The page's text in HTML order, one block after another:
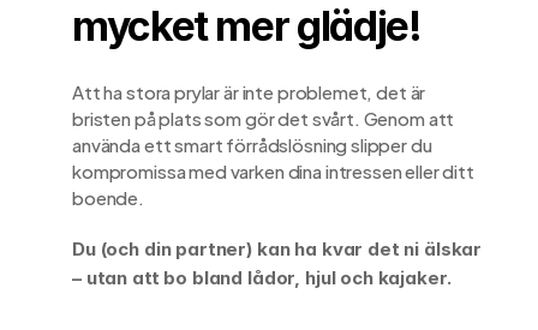
mycket mer glädje!
Att ha stora prylar är inte problemet, det är
bristen på plats som gör det svårt. Genom att
använda ett smart förrådslösning slipper du
kompromissa med varken dina intressen eller ditt
boende.
Du (och din partner) kan ha kvar det ni älskar
– utan att bo bland lådor, hjul och kajaker.